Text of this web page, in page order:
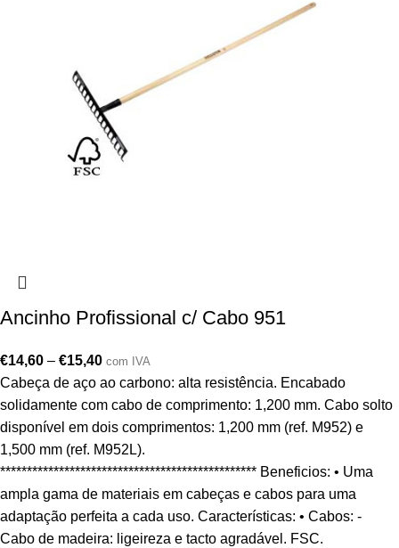
Ancinho Profissional c/ Cabo 951
€14,60 – €15,40 com IVA
Cabeça de aço ao carbono: alta resistência. Encabado
solidamente com cabo de comprimento: 1,200 mm. Cabo solto
disponível em dois comprimentos: 1,200 mm (ref. M952) e
1,500 mm (ref. M952L).
************************************************ Beneficios: • Uma
ampla gama de materiais em cabeças e cabos para uma
adaptação perfeita a cada uso. Características: • Cabos: -
Cabo de madeira: ligeireza e tacto agradável. FSC.